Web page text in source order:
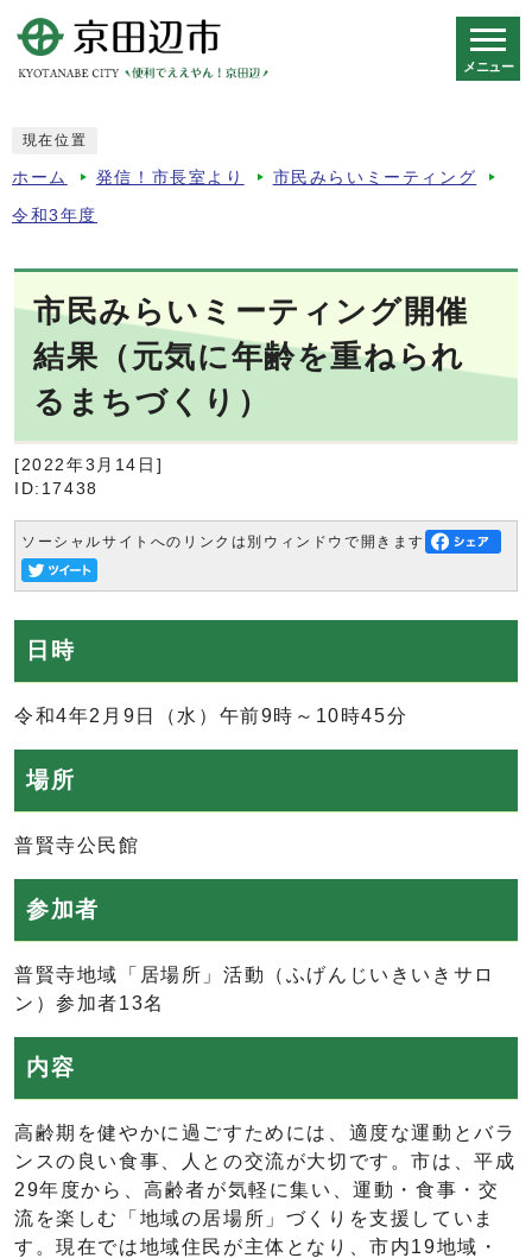
メニュー
現在位置
ホーム 発信！市長室より 市民みらいミーティング
令和3年度
市民みらいミーティング開催
結果（元気に年齢を重ねられ
るまちづくり）
[2022年3月14日]
ID:17438
ソーシャルサイトへのリンクは別ウィンドウで開きます
日時
令和4年2月9日（水）午前9時～10時45分
場所
普賢寺公民館
参加者
普賢寺地域「居場所」活動（ふげんじいきいきサロ
ン）参加者13名
内容
高齢期を健やかに過ごすためには、適度な運動とバラ
ンスの良い食事、人との交流が大切です。市は、平成
29年度から、高齢者が気軽に集い、運動・食事・交
流を楽しむ「地域の居場所」づくりを支援していま
す。現在では地域住民が主体となり、市内19地域・